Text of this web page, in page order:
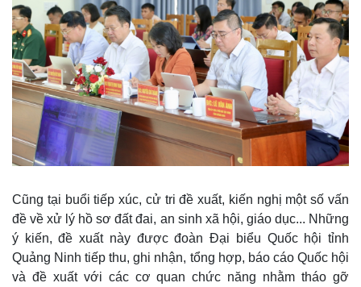
Kinh tế
Bất động sản
Khởi nghiệp
Thị trường
Giá vàng
Tiêu dùng
Giá cà phê
Cũng tại buổi tiếp xúc, cử tri đề xuất, kiến nghị một số vấn
đề về xử lý hồ sơ đất đai, an sinh xã hội, giáo dục... Những
ý kiến, đề xuất này được đoàn Đại biểu Quốc hội tỉnh
Quảng Ninh tiếp thu, ghi nhận, tổng hợp, báo cáo Quốc hội
và đề xuất với các cơ quan chức năng nhằm tháo gỡ